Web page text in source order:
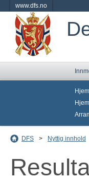
www.dfs.no
DFS > Nyttig innhold